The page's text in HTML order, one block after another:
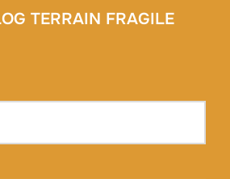
TERRAIN FRAGILE